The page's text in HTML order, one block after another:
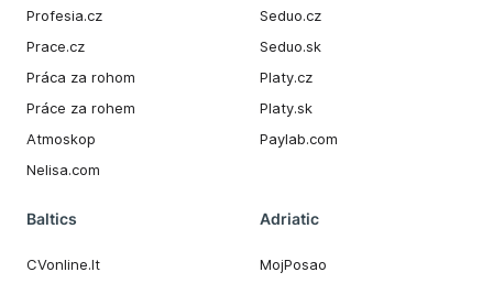
Profesia.cz
Prace.cz
Práca za rohom
Práce za rohem
Atmoskop
Nelisa.com
Seduo.cz
Seduo.sk
Platy.cz
Platy.sk
Paylab.com
Baltics
CVonline.lt
Adriatic
MojPosao